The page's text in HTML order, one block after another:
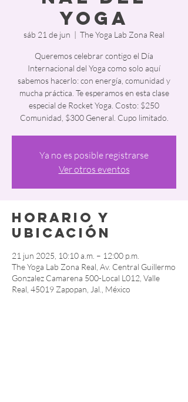
Yoga
sáb 21 de jun
  |
The Yoga Lab Zona Real
Queremos celebrar contigo el Día
Internacional del Yoga como solo aquí
sabemos hacerlo: con energía, comunidad y
mucha práctica. Te esperamos en esta clase
especial de Rocket Yoga. Costo: $250
Comunidad, $300 General. Cupo limitado.
Ya no es posible registrarse
Ver otros eventos
Horario y
ubicación
21 jun 2025, 10:10 a.m. – 12:00 p.m.
The Yoga Lab Zona Real, Av. Central Guillermo
Gonzalez Camarena 500-Local L012, Valle
Real, 45019 Zapopan, Jal., México